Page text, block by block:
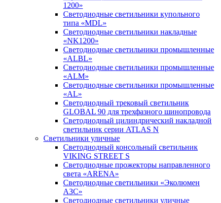
1200»
Светодиодные светильники купольного
типа «MDL»
Светодиодные светильники накладные
«NK1200»
Светодиодные светильники промышленные
«ALBL»
Светодиодные светильники промышленные
«ALM»
Светодиодные светильники промышленные
«AL»
Светодиодный трековый светильник
GLOBAL 90 для трехфазного шинопровода
Светодиодный цилиндрический накладной
светильник серии ATLAS N
Светильники уличные
Cветодиодный консольный светильник
VIKING STREET S
Светодиодные прожекторы направленного
света «ARENA»
Светодиодные светильники «Эколюмен
АЗС»
Светодиодные светильники уличные